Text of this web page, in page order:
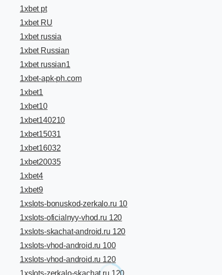
1xbet pt
1xbet RU
1xbet russia
1xbet Russian
1xbet russian1
1xbet-apk-ph.com
1xbet1
1xbet10
1xbet140210
1xbet15031
1xbet16032
1xbet20035
1xbet4
1xbet9
1xslots-bonuskod-zerkalo.ru 10
1xslots-oficialnyy-vhod.ru 120
1xslots-skachat-android.ru 120
1xslots-vhod-android.ru 100
1xslots-vhod-android.ru 120